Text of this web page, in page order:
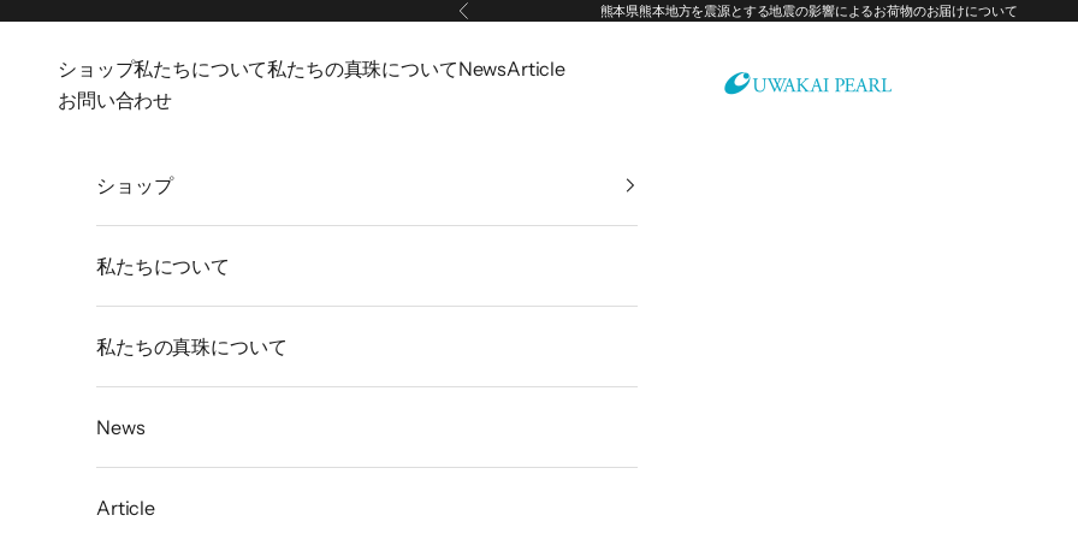
前へ 熊本県熊本地方を震源とする地震の影響によるお荷物のお届けについて
宇和海真珠
ショップ私たちについて私たちの真珠についてNewsArticle
お問い合わせ
ショップ
私たちについて
私たちの真珠について
News
Article